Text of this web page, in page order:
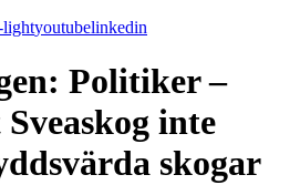
lightyoutubelinkedin
Politiker –
inte
skogar